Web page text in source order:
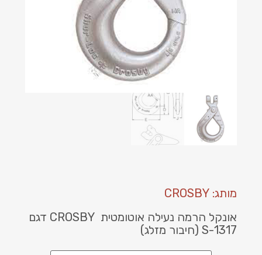
מותג: CROSBY
אונקל הרמה נעילה אוטומטית CROSBY דגם
1317-S (חיבור מזלג)